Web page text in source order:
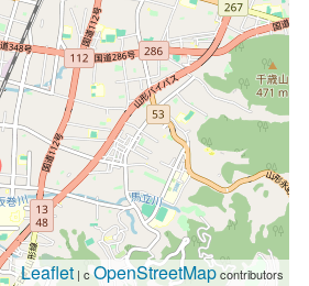
Leaflet| cOpenStreetMapcontributors